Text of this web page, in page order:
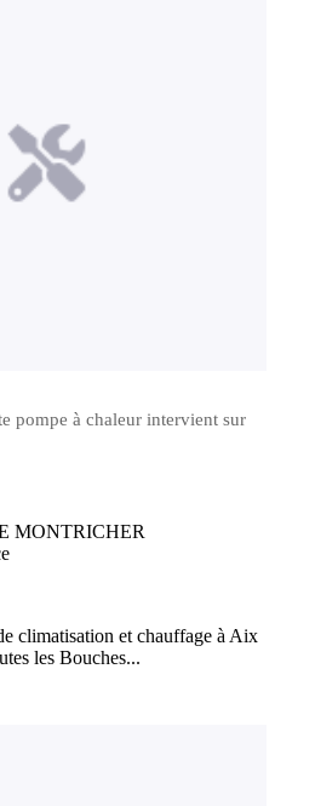
pompe à chaleur intervient sur
MONTRICHER
climatisation et chauffage à Aix
les Bouches...